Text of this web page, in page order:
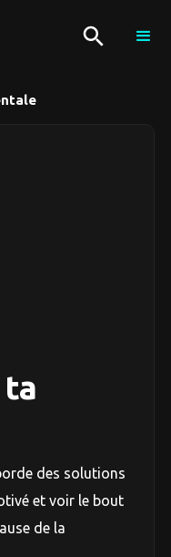
des solutions
et voir le bout
de la